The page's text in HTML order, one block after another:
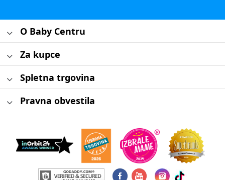
O Baby Centru
Za kupce
Spletna trgovina
Pravna obvestila